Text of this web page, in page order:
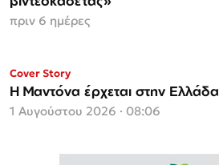
πριν 6 ημέρες
Cover Story
Η Μαντόνα έρχεται στην Ελλάδα
1 Αυγούστου 2026 · 08:06